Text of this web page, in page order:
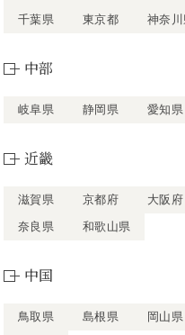
千葉県
東京都 神奈川
中部
岐阜県 静岡県 愛知県
近畿
滋賀県 京都府 大阪府
奈良県
和歌山県
中国
鳥取県 島根県 岡山県